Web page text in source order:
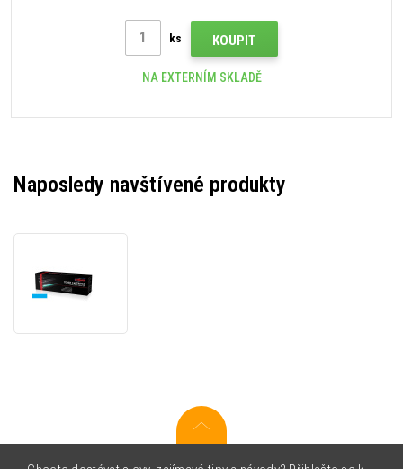
ks KOUPIT
NA EXTERNÍM SKLADĚ
Naposledy navštívené produkty
pro